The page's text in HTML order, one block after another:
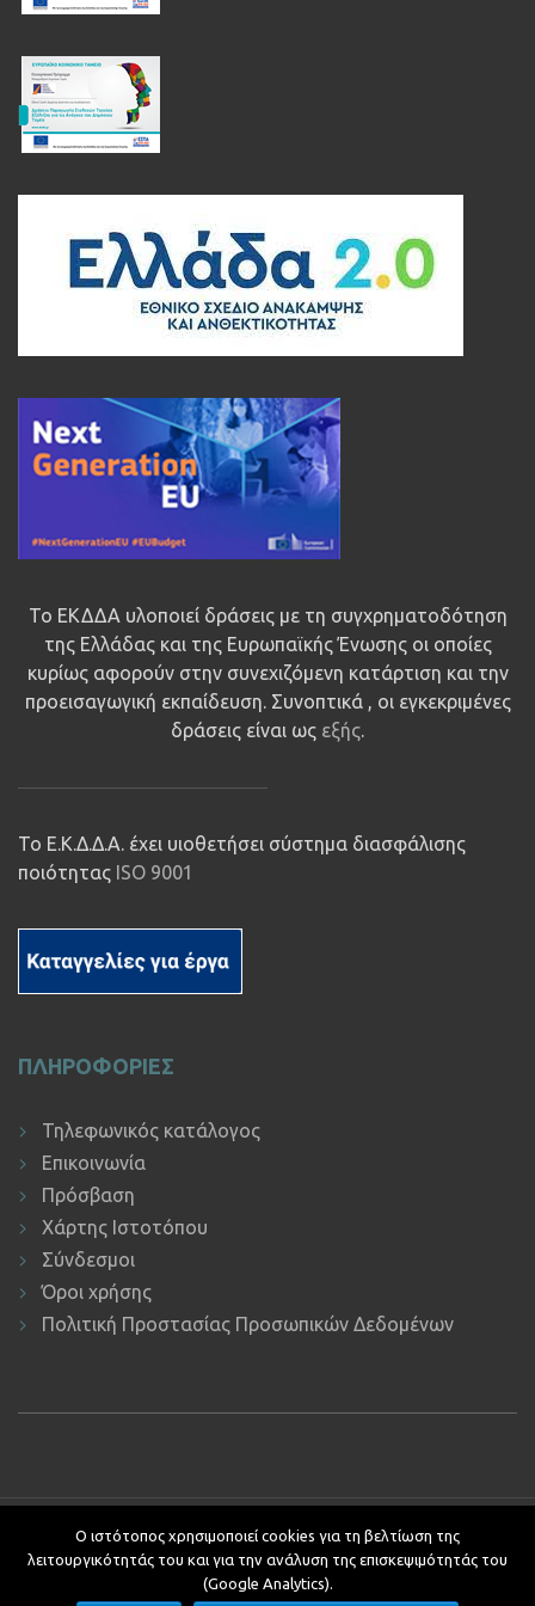
Το ΕΚΔΔΑ υλοποιεί δράσεις με τη συγχρηματοδότηση
της Ελλάδας και της Ευρωπαϊκής Ένωσης οι οποίες
κυρίως αφορούν στην συνεχιζόμενη κατάρτιση και την
προεισαγωγική εκπαίδευση. Συνοπτικά , οι εγκεκριμένες
δράσεις είναι ως εξής.
Το Ε.Κ.Δ.Δ.Α. έχει υιοθετήσει σύστημα διασφάλισης
ποιότητας ISO 9001
ΠΛΗΡΟΦΟΡΙΕΣ
Τηλεφωνικός κατάλογος
Επικοινωνία
Πρόσβαση
Χάρτης Ιστοτόπου
Σύνδεσμοι
Όροι χρήσης
Πολιτική Προστασίας Προσωπικών Δεδομένων
Copyright © 2019 ΕΚΔΔΑ.Υποστήριξη ιστοτόπου: Τμήμα
Εφαρμογών Πληροφορικής.
Κείμενα - Επιμέλεια: Αυτοτελές Τμήμα Επικοινωνίας, Διεθνών και
Δημοσίων Σχέσεων
Ο ιστότοπος χρησιμοποιεί cookies για τη βελτίωση της
λειτουργικότητάς του και για την ανάλυση της επισκεψιμότητάς του
(Google Analytics).